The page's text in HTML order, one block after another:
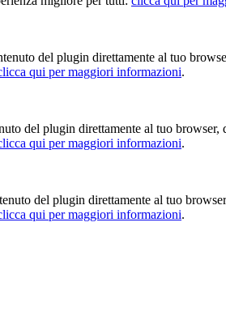
del plugin direttamente al tuo
qui per maggiori informazioni.
del plugin direttamente al tuo
qui per maggiori informazioni.
del plugin direttamente al tuo
qui per maggiori informazioni.